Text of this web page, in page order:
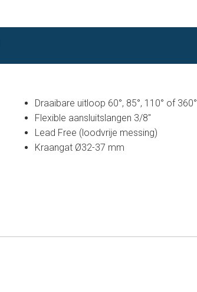
Draaibare uitloop 60°, 85°, 110° of 360°
Flexible aansluitslangen 3/8"
Lead Free (loodvrije messing)
Kraangat Ø32-37 mm